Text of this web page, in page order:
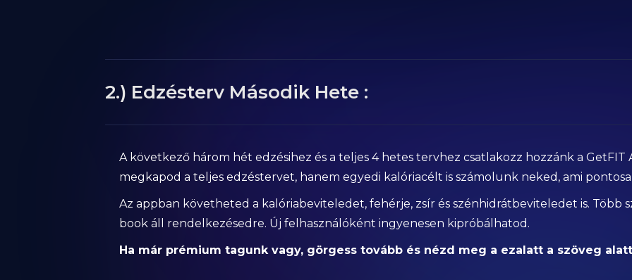
2.) Edzésterv Második Hete :
A következő három hét edzésihez és a teljes 4 hetes tervhez csatlakozz hozzánk a GetFIT
megkapod a teljes edzéstervet, hanem egyedi kalóriacélt is számolunk neked, ami
Az appban követheted a kalóriabeviteledet, fehérje, zsír és szénhidrátbeviteledet is. Több
book áll rendelkezésedre. Új felhasználóként ingyenesen kipróbálhatod.
Ha már prémium tagunk vagy, görgess tovább és nézd meg a ezalatt a szöveg